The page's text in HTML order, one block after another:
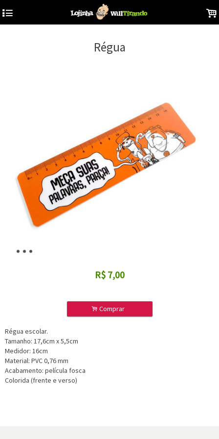
4 .
Régua
R$ 7,00
. Comprar
Régua escolar.
Tamanho: 17,6cm x 5,5cm
Medidor: 16cm
Material: PVC 0,76 mm
Acabamento: película fosca
Colorida (frente e verso)